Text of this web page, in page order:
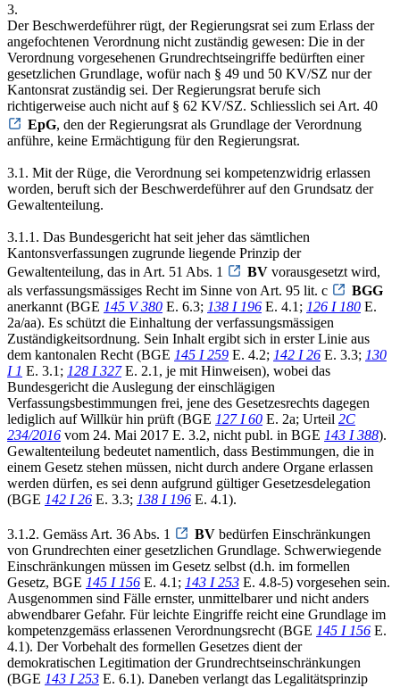
3.
Der Beschwerdeführer rügt, der Regierungsrat sei zum Erlass der
angefochtenen Verordnung nicht zuständig gewesen: Die in der
Verordnung vorgesehenen Grundrechtseingriffe bedürften einer
gesetzlichen Grundlage, wofür nach § 49 und 50 KV/SZ nur der
Kantonsrat zuständig sei. Der Regierungsrat berufe sich
richtigerweise auch nicht auf § 62 KV/SZ. Schliesslich sei Art. 40
EpG, den der Regierungsrat als Grundlage der Verordnung
anführe, keine Ermächtigung für den Regierungsrat.
3.1. Mit der Rüge, die Verordnung sei kompetenzwidrig erlassen
worden, beruft sich der Beschwerdeführer auf den Grundsatz der
Gewaltenteilung.
3.1.1. Das Bundesgericht hat seit jeher das sämtlichen
Kantonsverfassungen zugrunde liegende Prinzip der
Gewaltenteilung, das in Art. 51 Abs. 1
BV vorausgesetzt wird,
als verfassungsmässiges Recht im Sinne von Art. 95 lit. c
BGG
anerkannt (BGE 145 V 380 E. 6.3; 138 I 196 E. 4.1; 126 I 180 E.
2a/aa). Es schützt die Einhaltung der verfassungsmässigen
Zuständigkeitsordnung. Sein Inhalt ergibt sich in erster Linie aus
dem kantonalen Recht (BGE 145 I 259 E. 4.2; 142 I 26 E. 3.3; 130
I 1 E. 3.1; 128 I 327E. 2.1, je mit Hinweisen), wobei das
Bundesgericht die Auslegung der einschlägigen
Verfassungsbestimmungen frei, jene des Gesetzesrechts dagegen
lediglich auf Willkür hin prüft (BGE 127 I 60 E. 2a; Urteil 2C
234/2016 vom 24. Mai 2017 E. 3.2, nicht publ. in BGE 143 I 388).
Gewaltenteilung bedeutet namentlich, dass Bestimmungen, die in
einem Gesetz stehen müssen, nicht durch andere Organe erlassen
werden dürfen, es sei denn aufgrund gültiger Gesetzesdelegation
(BGE 142 I 26 E. 3.3; 138 I 196 E. 4.1).
3.1.2. Gemäss Art. 36 Abs. 1 BV bedürfen Einschränkungen
von Grundrechten einer gesetzlichen Grundlage. Schwerwiegende
Einschränkungen müssen im Gesetz selbst (d.h. im formellen
Gesetz, BGE 145 I 156 E. 4.1; 143 I 253 E. 4.8-5) vorgesehen sein.
Ausgenommen sind Fälle ernster, unmittelbarer und nicht anders
abwendbarer Gefahr. Für leichte Eingriffe reicht eine Grundlage im
kompetenzgemäss erlassenen Verordnungsrecht (BGE 145 I 156 E.
4.1). Der Vorbehalt des formellen Gesetzes dient der
demokratischen Legitimation der Grundrechtseinschränkungen
(BGE 143 I 253 E. 6.1). Daneben verlangt das Legalitätsprinzip